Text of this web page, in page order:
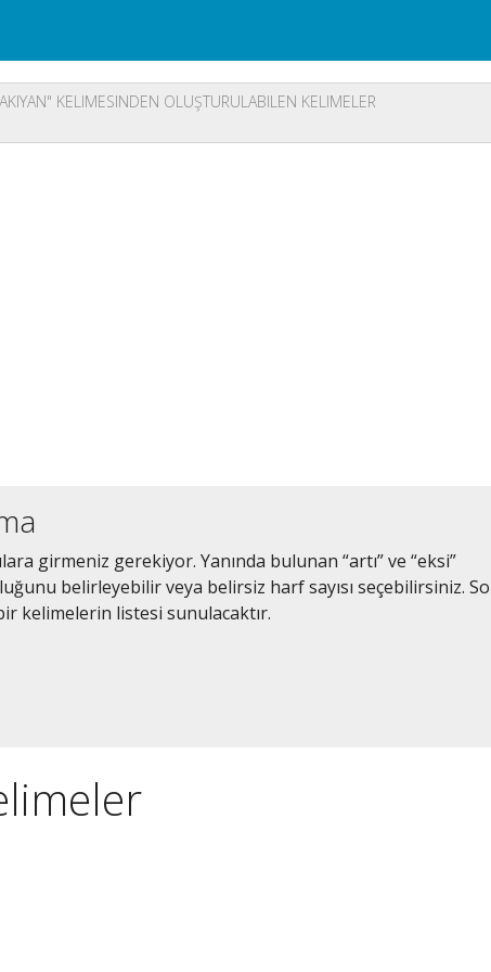
KELIMESINDEN OLUŞTURULABILEN KELIMELER
girmeniz gerekiyor. Yanında bulunan “artı” ve “eksi”
belirleyebilir veya belirsiz harf sayısı seçebilirsiniz.
kelimelerin listesi sunulacaktır.